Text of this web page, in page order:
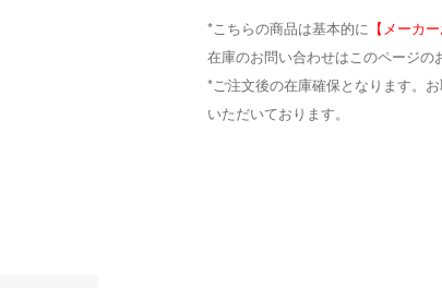
*こちらの商品は基本的に 【メーカ
在庫のお問い合わせはこのページの
*ご注文後の在庫確保となります。
いただいております。